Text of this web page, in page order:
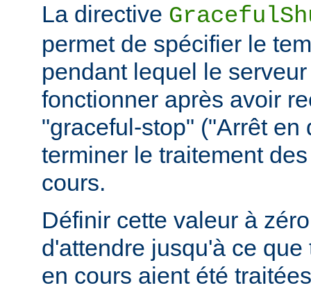
La directive
permet de spécifier le
pendant lequel le
fonctionner après avoir
"graceful-stop" ("Arrêt en
terminer le traitement
cours.
Définir cette valeur à
d'attendre jusqu'à ce
en cours aient été